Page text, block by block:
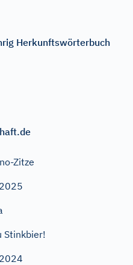
Herkunftswörterbuch
Zitze
Stinkbier!